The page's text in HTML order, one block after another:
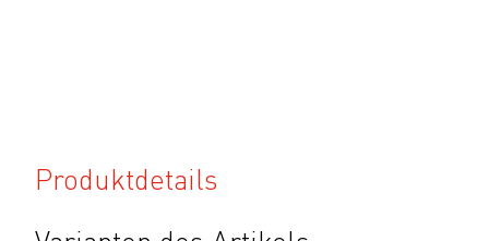
Produktdetails